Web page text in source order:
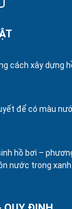
cách xây dựng
để có màu
hồ bơi –
nước trong xanh